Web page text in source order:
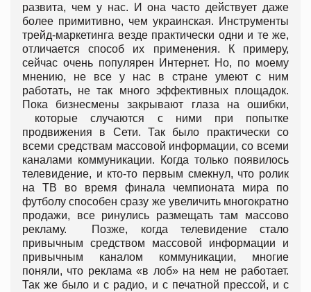
развита, чем у нас. И она часто действует даже
более примитивно, чем украинская. Инструменты
трейд-маркетинга везде практически одни и те же,
отличается способ их применения. К примеру,
сейчас очень популярен Интернет. Но, по моему
мнению, не все у нас в стране умеют с ним
работать, не так много эффективных площадок.
Пока бизнесмены закрывают глаза на ошибки,
которые случаются с ними при попытке
продвижения в Сети. Так было практически со
всеми средствам массовой информации, со всеми
каналами коммуникации. Когда только появилось
телевидение, и кто-то первым смекнул, что ролик
на ТВ во время финала чемпионата мира по
футболу способен сразу же увеличить многократно
продажи, все ринулись размещать там массово
рекламу. Позже, когда телевидение стало
привычным средством массовой информации и
привычным каналом коммуникации, многие
поняли, что реклама «в лоб» на нем не работает.
Так же было и с радио, и с печатной прессой, и с